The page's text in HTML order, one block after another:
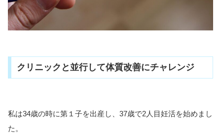
クリニックと並行して体質改善にチャレンジ
私は34歳の時に第１子を出産し、37歳で2人目妊活を始めまし
た。